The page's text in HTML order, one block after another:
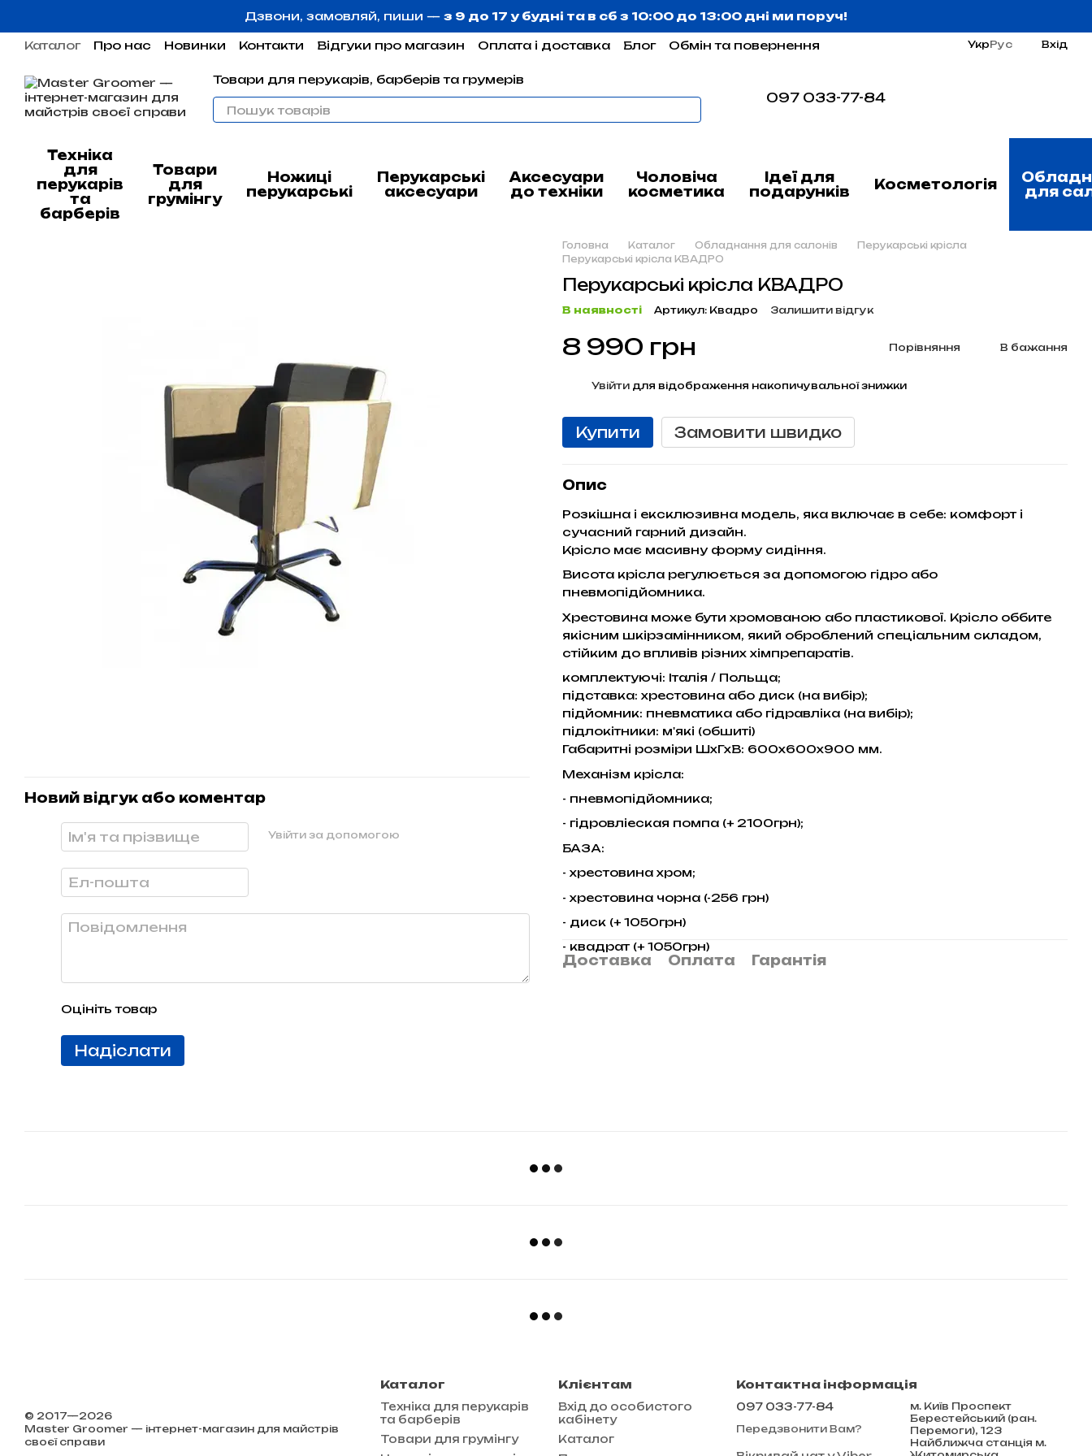
Дзвони, замовляй, пиши — з 9 до 17 у будні та в сб з 10:00 до 13:00 дні ми поруч!
Каталог Про нас Новинки Контакти Відгуки про магазин Оплата і доставка Блог
Обмін та повернення
УкрРус Вхід
Товари для перукарів, барберів та грумерів
097 033-77-84
Техніка
для
перукарів
та
барберів
Товари
для
грумінгу
Ножиці
перукарські
Перукарські
аксесуари
Аксесуари
до техніки
Чоловіча
косметика
Ідеї для
подарунків
Косметологія
для
Новий відгук або коментар
Увійти за допомогою
Оцініть товар
Надіслати
Головна Каталог Обладнання для салонів
Перукарські крісла
Перукарські крісла КВАДРО
Перукарські крісла КВАДРО
В наявності Артикул: Квадро Залишити відгук
8 990 грн Порівняння В бажання
Увійти для відображення накопичувальної знижки
Купити Замовити швидко
Опис
Розкішна і ексклюзивна модель, яка включає в себе: комфорт і
сучасний гарний дизайн.
Крісло має масивну форму сидіння.
Висота крісла регулюється за допомогою гідро або
пневмопідйомника.
Хрестовина може бути хромованою або пластикової. Крісло оббите
якісним шкірзамінником, який оброблений спеціальним складом,
стійким до впливів різних хімпрепаратів.
комплектуючі: Італія / Польща;
підставка: хрестовина або диск (на вибір);
підйомник: пневматика або гідравліка (на вибір);
підлокітники: м'які (обшиті)
Габаритні розміри ШхГхВ: 600х600х900 мм.
Механізм крісла:
- пневмопідйомника;
- гідровліеская помпа (+ 2100грн);
БАЗА:
- хрестовина хром;
- хрестовина чорна (-256 грн)
- диск (+ 1050грн)
- квадрат (+ 1050грн)
Доставка Оплата Гарантія
© 2017—2026
Master Groomer — інтернет-магазин для майстрів
своєї справи
Каталог
Техніка для перукарів
та барберів
Товари для грумінгу
Клієнтам
Вхід до особистого
кабінету
Каталог
Контактна інформація
097 033-77-84
Передзвонити Вам?
м. Київ Проспект
Берестейський (ран.
Перемоги), 123
Найближча станція м.